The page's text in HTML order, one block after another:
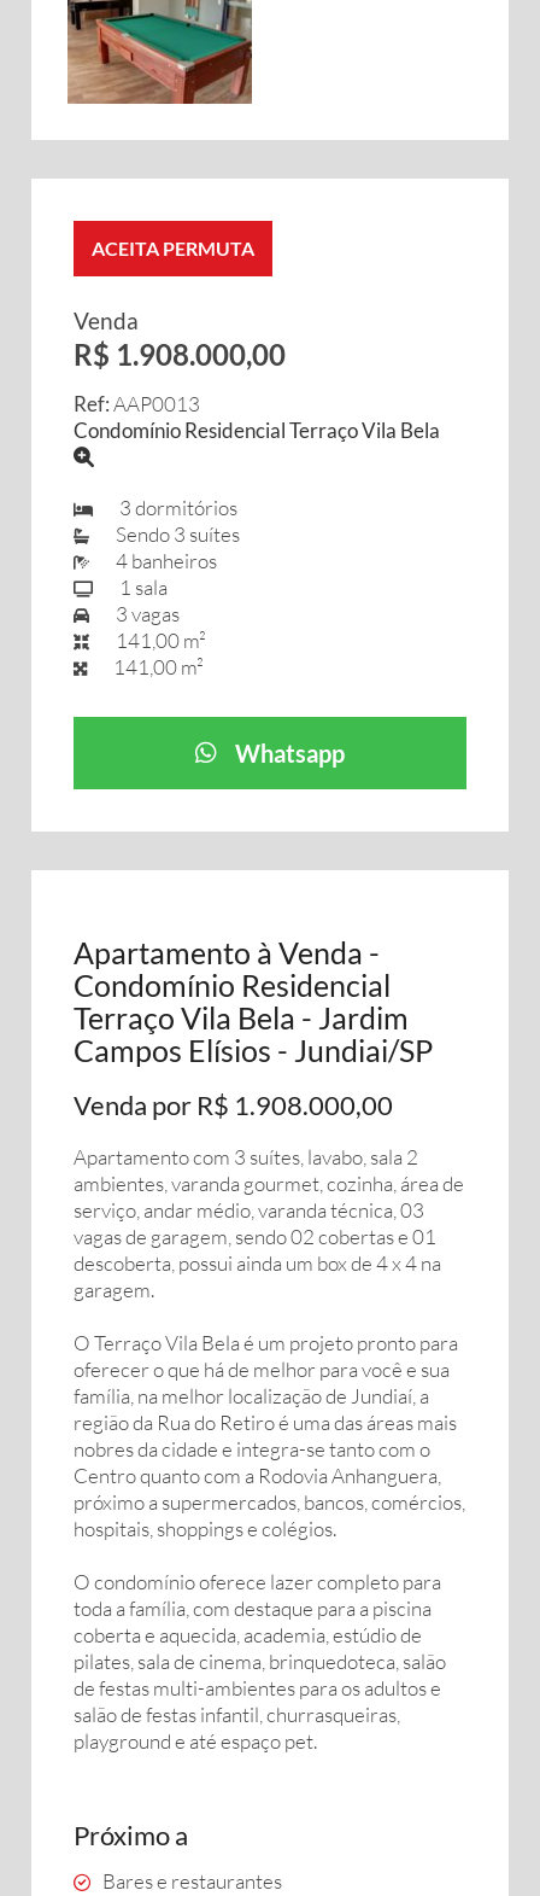
ACEITA PERMUTA
Venda
R$ 1.908.000,00
Ref:AAP0013
Condomínio Residencial Terraço Vila Bela
3 dormitórios
Sendo 3 suítes
4 banheiros
1 sala
3 vagas
141,00 m²
141,00 m²
Whatsapp
Apartamento à Venda -
Condomínio Residencial
Terraço Vila Bela - Jardim
Campos Elísios - Jundiai/SP
Venda por R$ 1.908.000,00
Apartamento com 3 suítes, lavabo, sala 2
ambientes, varanda gourmet, cozinha, área de
serviço, andar médio, varanda técnica, 03
vagas de garagem, sendo 02 cobertas e 01
descoberta, possui ainda um box de 4 x 4 na
garagem.
O Terraço Vila Bela é um projeto pronto para
oferecer o que há de melhor para você e sua
família, na melhor localização de Jundiaí, a
região da Rua do Retiro é uma das áreas mais
nobres da cidade e integra-se tanto com o
Centro quanto com a Rodovia Anhanguera,
próximo a supermercados, bancos, comércios,
hospitais, shoppings e colégios.
O condomínio oferece lazer completo para
toda a família, com destaque para a piscina
coberta e aquecida, academia, estúdio de
pilates, sala de cinema, brinquedoteca, salão
de festas multi-ambientes para os adultos e
salão de festas infantil, churrasqueiras,
playground e até espaço pet.
Próximo a
Bares e restaurantes